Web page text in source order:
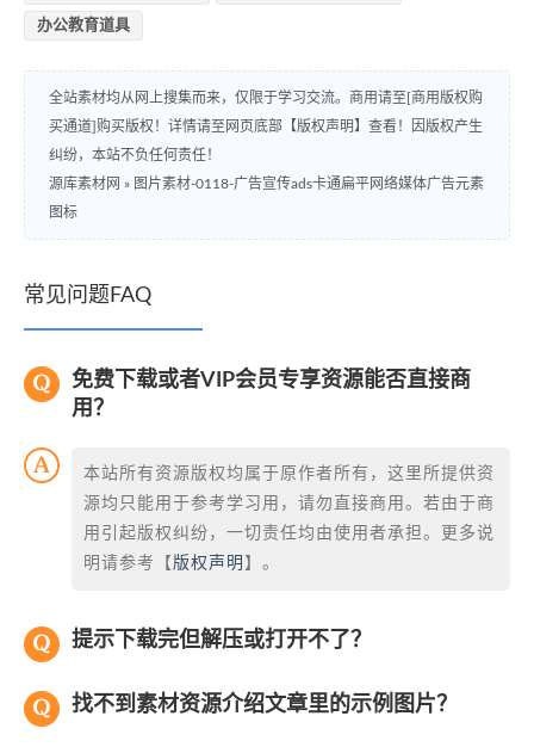
办公教育道具
全站素材均从网上搜集而来，仅限于学习交流。商用请至[商用版权购
买通道]购买版权！详情请至网页底部【版权声明】查看！因版权产生
纠纷，本站不负任何责任！
源库素材网 » 图片素材-0118-广告宣传ads卡通扁平网络媒体广告元素
图标
常见问题FAQ
免费下载或者VIP会员专享资源能否直接商
用？
本站所有资源版权均属于原作者所有，这里所提供资
源均只能用于参考学习用，请勿直接商用。若由于商
用引起版权纠纷，一切责任均由使用者承担。更多说
明请参考【 版权声明 】。
提示下载完但解压或打开不了？
找不到素材资源介绍文章里的示例图片？